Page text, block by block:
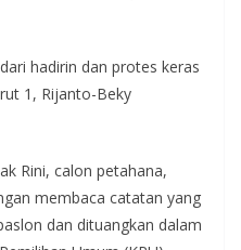
hadirin dan protes keras
1, Rijanto-Beky
Rini, calon petahana,
membaca catatan yang
dan dituangkan dalam